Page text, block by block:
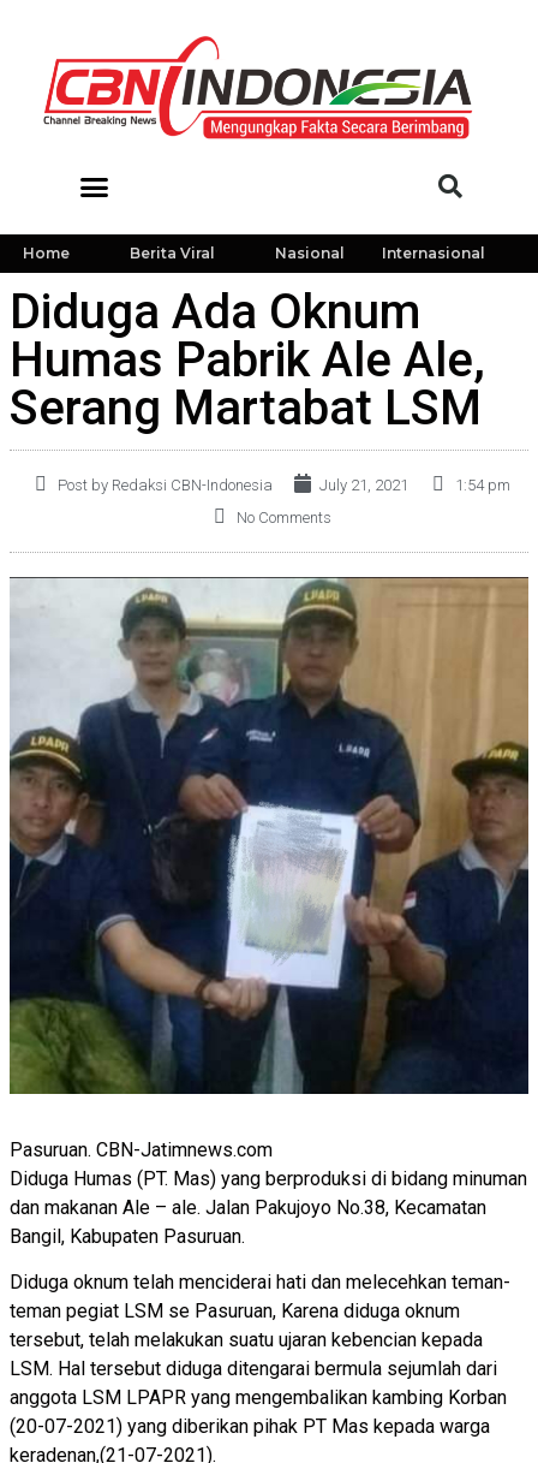
Home Berita Viral Nasional Internasional
Diduga Ada Oknum
Humas Pabrik Ale Ale,
Serang Martabat LSM
Post by Redaksi CBN-Indonesia July 21, 2021
1:54 pm
No Comments
Pasuruan. CBN-Jatimnews.com
Diduga Humas (PT. Mas) yang berproduksi di bidang minuman
dan makanan Ale – ale. Jalan Pakujoyo No.38, Kecamatan
Bangil, Kabupaten Pasuruan.
Diduga oknum telah menciderai hati dan melecehkan teman-
teman pegiat LSM se Pasuruan, Karena diduga oknum
tersebut, telah melakukan suatu ujaran kebencian kepada
LSM. Hal tersebut diduga ditengarai bermula sejumlah dari
anggota LSM LPAPR yang mengembalikan kambing Korban
(20-07-2021) yang diberikan pihak PT Mas kepada warga
keradenan,(21-07-2021).